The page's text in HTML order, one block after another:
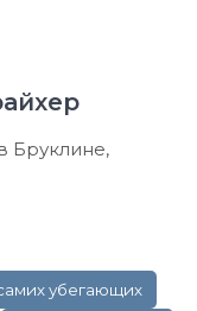
Бруклине,
убегающих